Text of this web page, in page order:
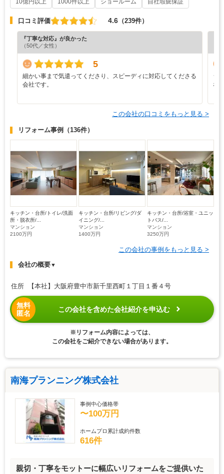
10億円以上 1000件以上 ショールーム 自社瑕疵保証
口コミ評価 4.6 （239件）
『丁寧な対応』が良かった
（50代／女性）
5
細かい事まで気遣ってくださり、スピーディに対応してくださる
会社です。
シ
な
この会社の口コミをもっと見る >
リフォーム事例 （136件）
キッチン・台所/トイレ/洗面
所・脱衣所/...
マンション
2100万円
キッチン・台所/リビング/ダ
イニング/...
マンション
1400万円
キッチン・台所/浴室・ユニッ
トバス/...
マンション
3250万円
この会社の事例をもっと見る >
会社の概要▼
住所 【本社】大阪府豊中市新千里西町１丁目１番４号
無料
匿名
この会社を含めた会社紹介を申込む
※リフォーム内容によっては、
この会社をご紹介できない場合があります。
南海プランニング株式会社
事例中心価格帯
〜100万円
ホームプロ累計成約件数
616件
親切・丁寧をモットーに幅広いリフォームをご提供いた